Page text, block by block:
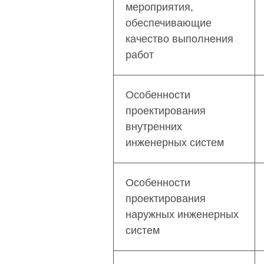
мероприятия,
обеспечивающие
качество выполнения
работ
Особенности
проектирования
внутренних
инженерных систем
Особенности
проектирования
наружных инженерных
систем